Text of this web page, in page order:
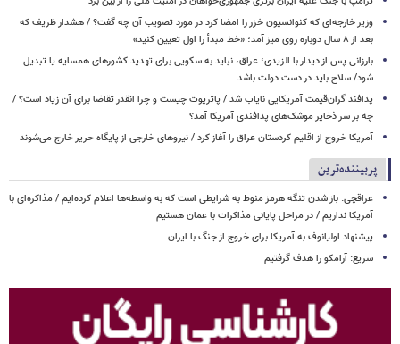
وزیر خارجه‌ای که کنوانسیون خزر را امضا کرد در مورد تصویب آن چه گفت؟ / هشدار ظریف که
بعد از ۸ سال دوباره روی میز آمد؛ «خط مبدأ را اول تعیین کنید»
بارزانی پس از دیدار با الزیدی؛ عراق، نباید به سکویی برای تهدید کشورهای همسایه یا تبدیل
شود/ سلاح باید در دست دولت باشد
پدافند گران‌قیمت آمریکایی نایاب شد / پاتریوت چیست و چرا انقدر تقاضا برای آن زیاد است؟ /
چه بر سر ذخایر موشک‌های پدافندی آمریکا آمد؟
آمریکا خروج از اقلیم کردستان عراق را آغاز کرد / نیروهای خارجی از پایگاه حریر خارج می‌شوند
پربیننده‌ترین
عراقچی: باز شدن تنگه هرمز منوط به شرایطی است که به واسطه‌ها اعلام کرده‌ایم / مذاکره‌ای با
آمریکا نداریم / در مراحل پایانی مذاکرات با عمان هستیم
پیشنهاد اولیانوف به آمریکا برای خروج از جنگ با ایران
سریع: آرامکو را هدف گرفتیم